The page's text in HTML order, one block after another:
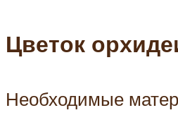
Цветок
Необходимые